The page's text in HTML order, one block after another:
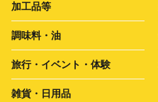
加工品等
調味料・油
旅行・イベント・体験
雑貨・日用品